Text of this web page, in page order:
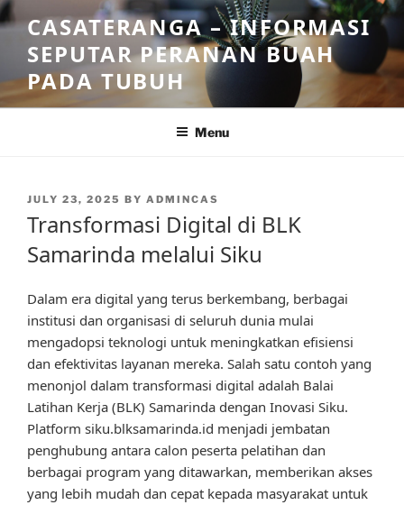
Skip
to
content
CASATERANGA – INFORMASI
SEPUTAR PERANAN BUAH
PADA TUBUH
Menu
POSTED
JULY 23, 2025 BY ADMINCAS
Transformasi Digital di BLK
Samarinda melalui Siku
Dalam era digital yang terus berkembang, berbagai
institusi dan organisasi di seluruh dunia mulai
mengadopsi teknologi untuk meningkatkan efisiensi
dan efektivitas layanan mereka. Salah satu contoh yang
menonjol dalam transformasi digital adalah Balai
Latihan Kerja (BLK) Samarinda dengan Inovasi Siku.
Platform siku.blksamarinda.id menjadi jembatan
penghubung antara calon peserta pelatihan dan
berbagai program yang ditawarkan, memberikan akses
yang lebih mudah dan cepat kepada masyarakat untuk